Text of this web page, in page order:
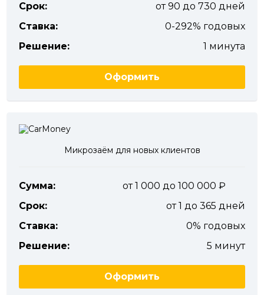
Срок:
от 90 до 730 дней
Ставка:
0-292% годовых
Решение:
1 минута
Оформить
Микрозаём для новых клиентов
Сумма:
от 1 000 до 100 000
Срок:
от 1 до 365 дней
Ставка:
0% годовых
Решение:
5 минут
Оформить